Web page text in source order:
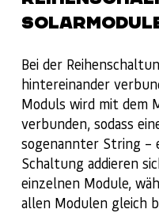
Bei der
hintereinander
Moduls wird mit dem
verbunden, sodass
sogenannter String –
Schaltung addieren
einzelnen Module,
allen Modulen gleich